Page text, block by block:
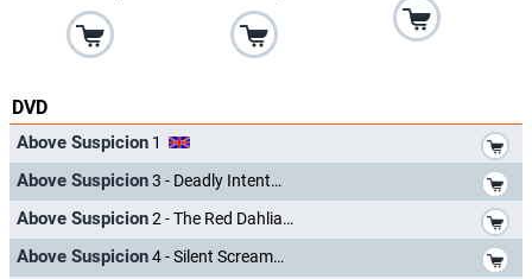
DVD
Above Suspicion 1
Above Suspicion3 - Deadly Intent
Above Suspicion2 - The Red Dahlia
Above Suspicion4 - Silent Scream